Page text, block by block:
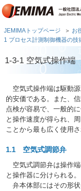
JEMIMAトップページ お
1 プロセス計測制御機器の技
1-3-1 空気式操作端
空気式操作端は駆動
的安価である。また、
点検が容易で、一般的
と操作速度が得られ、
ことから最も広く使用さ
1.1 空気式調節弁
空気式調節弁は操作
と操作器に分けられる。
弁本体部にはその形